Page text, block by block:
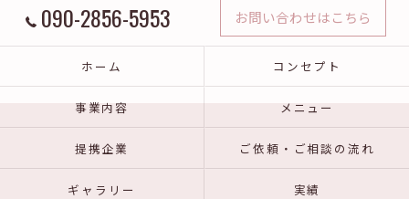
090-2856-5953 お問い合わせはこちら
ホーム コンセプト
事業内容 メニュー
提携企業 ご依頼・ご相談の流れ
ギャラリー 実績